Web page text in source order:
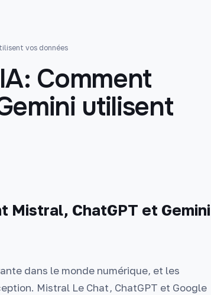
vos données
Comment
utilisent
Mistral, ChatGPT et Gemini
dans le monde numérique, et les
Mistral Le Chat, ChatGPT et Google